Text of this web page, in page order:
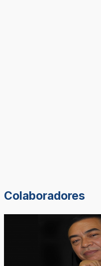
Colaboradores